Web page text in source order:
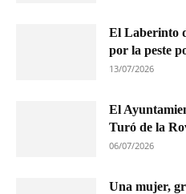
El Laberinto
por la peste
13/07/2026
El
Turó de la
06/07/2026
Una mujer,